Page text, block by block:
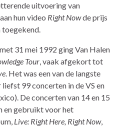
uitvoering van
hun video Right Nowde prijs
toegekend.
31 mei 1992 ging Van Halen
Tour, vaak afgekort tot
. Het was een van de langste
99 concerten in de VS en
De concerten van 14 en 15
en gebruikt voor het
Live: Right Here, Right Now,